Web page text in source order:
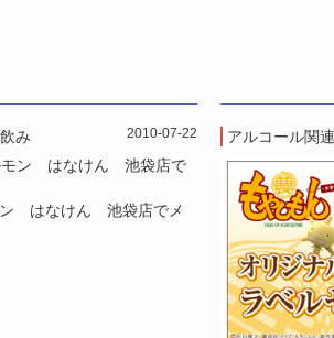
み 2010-07-22
ン はなけん 池袋店でメ
アルコール関連